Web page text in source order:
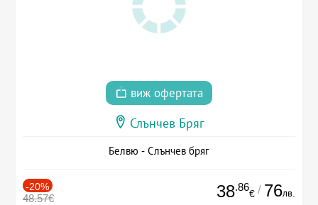
виж офертата
Слънчев Бряг
Белвю - Слънчев бряг
-20%
48.57€ 38.86
€ / 76лв.